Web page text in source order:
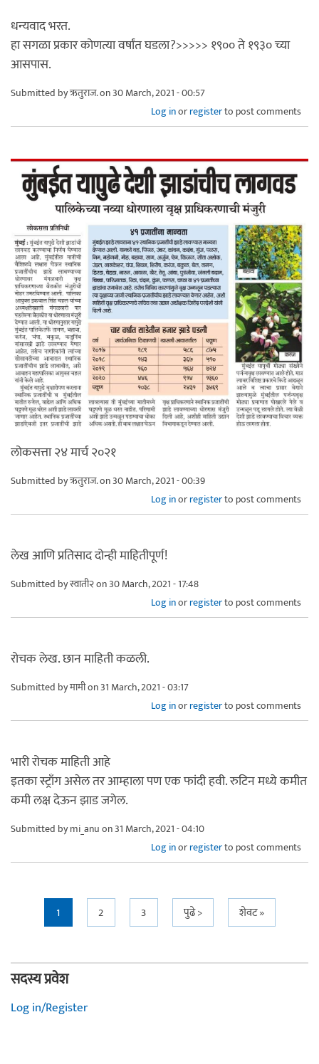
धन्यवाद भरत.
हा सगळा प्रकार कोणत्या वर्षांत घडला?>>>>> १९०० ते १९३० च्या
आसपास.
Submitted byऋतुराज.on 30 March, 2021 - 00:57
Log inorregisterto post comments
लोकसत्ता २४ मार्च २०२१
Submitted byऋतुराज.on 30 March, 2021 - 00:39
Log inorregisterto post comments
लेख आणि प्रतिसाद दोन्ही माहितीपूर्ण!
Submitted byस्वाती२on 30 March, 2021 - 17:48
Log inorregisterto post comments
रोचक लेख. छान माहिती कळली.
Submitted byमामीon 31 March, 2021 - 03:17
Log inorregisterto post comments
भारी रोचक माहिती आहे
इतका स्ट्राँग असेल तर आम्हाला पण एक फांदी हवी. रुटिन मध्ये कमीत
कमी लक्ष देऊन झाड जगेल.
Submitted bymi_anuon 31 March, 2021 - 04:10
Log inorregisterto post comments
Pages
1 2 3 पुढे > शेवट »
सदस्य प्रवेश
Log in/Register